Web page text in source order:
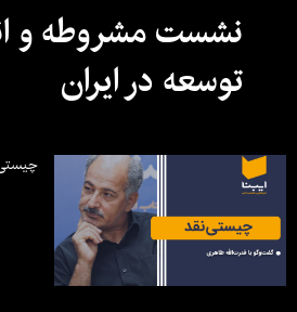
نشست مشروطه و
توسعه در ایران